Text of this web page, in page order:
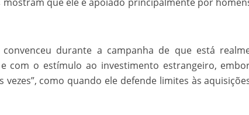
durante a campanha de que está
com o estímulo ao investimento estrangeiro,
como quando ele defende limites às